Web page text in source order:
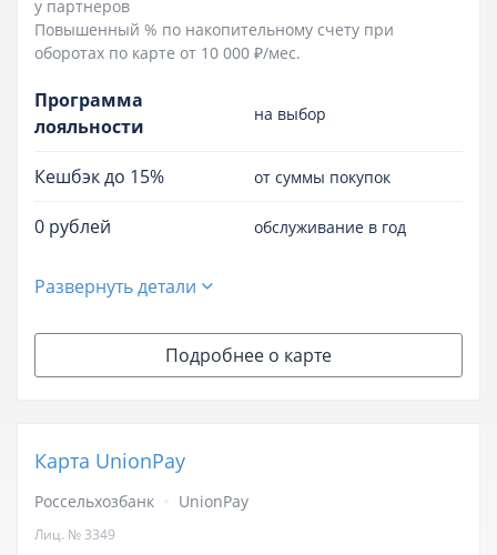
у партнеров
Повышенный % по накопительному счету при
оборотах по карте от 10 000 ₽/мес.
Программа
лояльности
на выбор
Кешбэк до 15% от суммы покупок
0 рублей обслуживание в год
Развернуть детали
Подробнее о карте
Карта UnionPay
Россельхозбанк UnionPay
Лиц. № 3349